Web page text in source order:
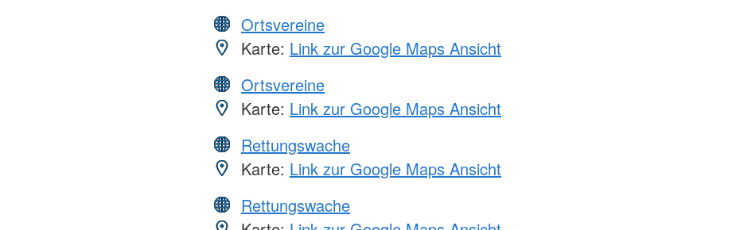
Ortsvereine
Karte: Link zur Google Maps Ansicht
Ortsvereine
Karte: Link zur Google Maps Ansicht
Rettungswache
Karte: Link zur Google Maps Ansicht
Rettungswache